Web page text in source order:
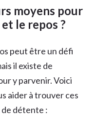
moyens pour
le repos ?
peut être un défi
il existe de
y parvenir. Voici
aider à trouver ces
détente :